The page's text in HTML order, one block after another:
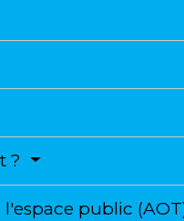
?
public